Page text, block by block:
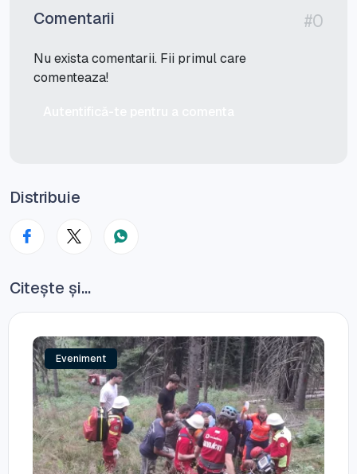
Comentarii #0
Nu exista comentarii. Fii primul care
comenteaza!
Distribuie
Citește și...
Eveniment